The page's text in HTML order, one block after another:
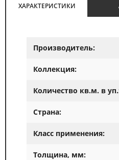
ХАРАКТЕРИСТИКИ
Производитель:
Коллекция:
Количество кв.м. в
Страна:
Класс применения:
Толщина, мм: